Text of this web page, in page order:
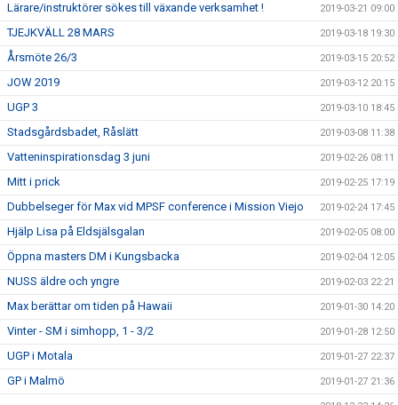
Lärare/instruktörer sökes till växande verksamhet ! 2019-03-21 09:00
TJEJKVÄLL 28 MARS 2019-03-18 19:30
Årsmöte 26/3 2019-03-15 20:52
JOW 2019 2019-03-12 20:15
UGP 3 2019-03-10 18:45
Stadsgårdsbadet, Råslätt 2019-03-08 11:38
Vatteninspirationsdag 3 juni 2019-02-26 08:11
Mitt i prick 2019-02-25 17:19
Dubbelseger för Max vid MPSF conference i Mission Viejo 2019-02-24 17:45
Hjälp Lisa på Eldsjälsgalan 2019-02-05 08:00
Öppna masters DM i Kungsbacka 2019-02-04 12:05
NUSS äldre och yngre 2019-02-03 22:21
Max berättar om tiden på Hawaii 2019-01-30 14:20
Vinter - SM i simhopp, 1 - 3/2 2019-01-28 12:50
UGP i Motala 2019-01-27 22:37
GP i Malmö 2019-01-27 21:36